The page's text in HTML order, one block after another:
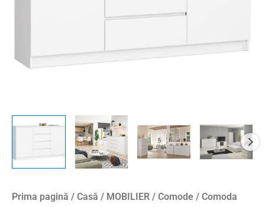
Prima pagină / Casă / MOBILIER / Comode / Comoda
mm,
alb